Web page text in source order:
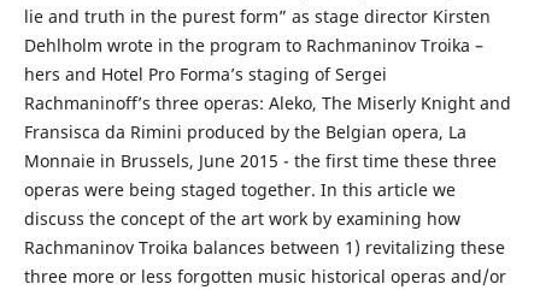
lie and truth in the purest form” as stage director Kirsten
Dehlholm wrote in the program to Rachmaninov Troika –
hers and Hotel Pro Forma’s staging of Sergei
Rachmaninoff’s three operas: Aleko, The Miserly Knight and
Fransisca da Rimini produced by the Belgian opera, La
Monnaie in Brussels, June 2015 - the first time these three
operas were being staged together. In this article we
discuss the concept of the art work by examining how
Rachmaninov Troika balances between 1) revitalizing these
three more or less forgotten music historical operas and/or